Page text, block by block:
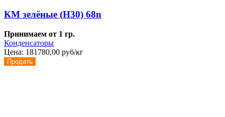
КМ зелёные (Н30) 68n
Принимаем от 1 гр.
Конденсаторы
Цена: 181780,00 руб/кг
Продать